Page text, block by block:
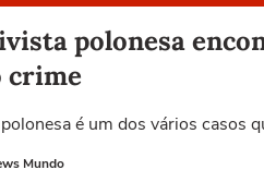
polonesa
crime
é um dos vários casos
Mundo